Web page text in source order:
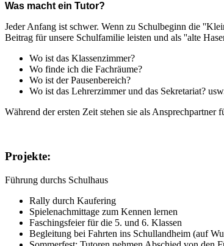
Was macht ein Tutor?
Jeder Anfang ist schwer. Wenn zu Schulbeginn die
Beitrag für unsere Schulfamilie leisten und als ''alte
Wo ist das Klassenzimmer?
Wo finde ich die Fachräume?
Wo ist der Pausenbereich?
Wo ist das Lehrerzimmer und das Sekretariat?
Während der ersten Zeit stehen sie als Ansprechpartner
Projekte:
Führung durchs Schulhaus
Rally durch Kaufering
Spielenachmittage zum Kennen lernen
Faschingsfeier für die 5. und 6. Klassen
Begleitung bei Fahrten ins Schullandheim (auf